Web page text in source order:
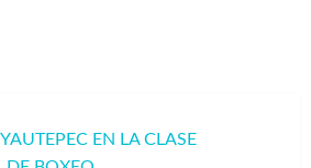
EN LA CLASE